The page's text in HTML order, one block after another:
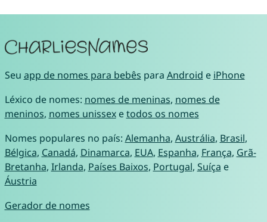
Seu app de nomes para bebês para Android e iPhone
Léxico de nomes: nomes de meninas, nomes de
meninos, nomes unissexetodos os nomes
Nomes populares no país: Alemanha, Austrália, Brasil,
Bélgica, Canadá, Dinamarca, EUA, Espanha, França, Grã-
Bretanha, Irlanda, Países Baixos, Portugal, Suíça e
Áustria
Gerador de nomes